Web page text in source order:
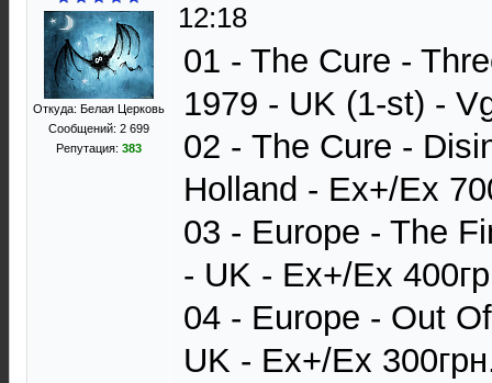
Откуда: Белая Церковь
Сообщений: 2 699
Репутация: 383
12:18
01 - The Cure -
1979 - UK (1-st) -
02 - The Cure -
Holland - Ex+/Ex
03 - Europe - The
- UK - Ex+/Ex
04 - Europe - Out
UK - Ex+/Ex